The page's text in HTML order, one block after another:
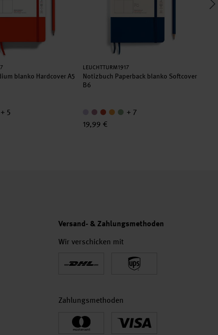
blanko Hardcover A5
+ 5
Hersteller:
LEUCHTTURM1917
Notizbuch Paperback blanko Softcover
B6
+ 7
19,99 €
Versand- & Zahlungsmethoden
Wir verschicken mit
Zahlungsmethoden